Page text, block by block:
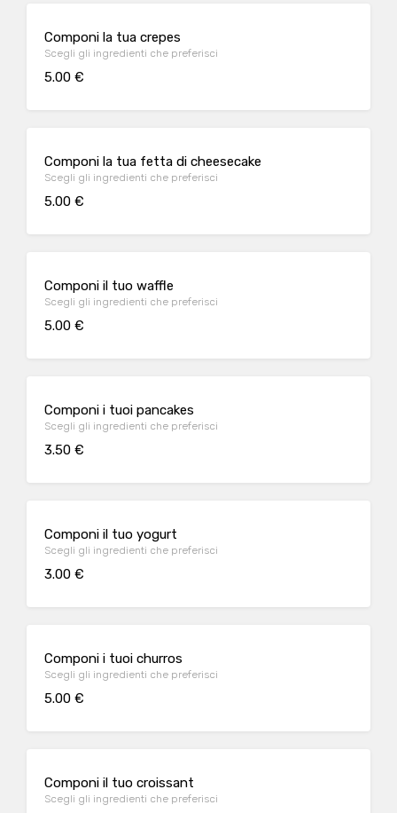
Componi la tua crepes
Scegli gli ingredienti che preferisci
5.00 €
Componi la tua fetta di cheesecake
Scegli gli ingredienti che preferisci
5.00 €
Componi il tuo waffle
Scegli gli ingredienti che preferisci
5.00 €
Componi i tuoi pancakes
Scegli gli ingredienti che preferisci
3.50 €
Componi il tuo yogurt
Scegli gli ingredienti che preferisci
3.00 €
Componi i tuoi churros
Scegli gli ingredienti che preferisci
5.00 €
Componi il tuo croissant
Scegli gli ingredienti che preferisci